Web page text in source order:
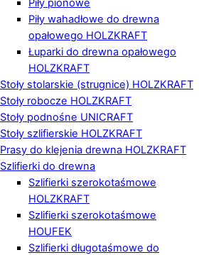
Piły pionowe
Piły wahadłowe do drewna
opałowego HOLZKRAFT
Łuparki do drewna opałowego
HOLZKRAFT
Stoły stolarskie (strugnice) HOLZKRAFT
Stoły robocze HOLZKRAFT
Stoły podnośne UNICRAFT
Stoły szlifierskie HOLZKRAFT
Prasy do klejenia drewna HOLZKRAFT
Szlifierki do drewna
Szlifierki szerokotaśmowe
HOLZKRAFT
Szlifierki szerokotaśmowe
HOUFEK
Szlifierki długotaśmowe do